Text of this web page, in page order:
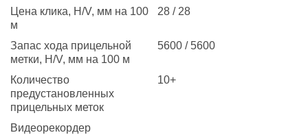
Цена клика, H/V, мм на 100
м
28 / 28
Запас хода прицельной
метки, H/V, мм на 100 м
5600 / 5600
Количество
предустановленных
прицельных меток
10+
Видеорекордер